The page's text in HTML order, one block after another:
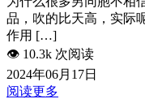
品，吹的比天高，实际
作用 […]
👁️ 10.3k 次阅读
2024年06月17日
阅读更多